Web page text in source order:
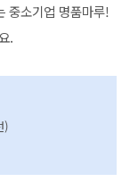
중소기업 명품마루!
.
)